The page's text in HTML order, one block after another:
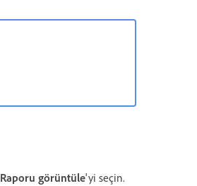
Raporu görüntüle'yi seçin.